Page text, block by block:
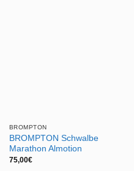
BROMPTON
BROMPTON Schwalbe
Marathon Almotion
75,00€